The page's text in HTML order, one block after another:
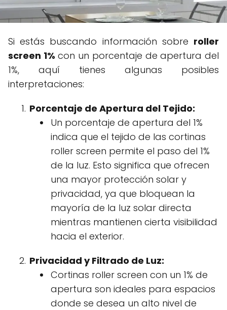
Si estás buscando información sobre roller
screen 1% con un porcentaje de apertura del
1%, aquí tienes algunas posibles
interpretaciones:
Porcentaje de Apertura del Tejido:
Un porcentaje de apertura del 1%
indica que el tejido de las cortinas
roller screen permite el paso del 1%
de la luz. Esto significa que ofrecen
una mayor protección solar y
privacidad, ya que bloquean la
mayoría de la luz solar directa
mientras mantienen cierta visibilidad
hacia el exterior.
Privacidad y Filtrado de Luz:
Cortinas roller screen con un 1% de
apertura son ideales para espacios
donde se desea un alto nivel de